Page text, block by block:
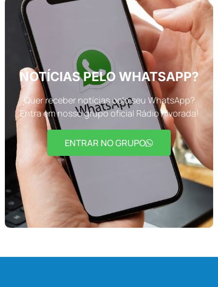
NOTÍCIAS PELO WHATSAPP?
Quer receber notícias pelo seu WhatsApp?
Entra em nosso grupo oficial Rádio Alvorada!
ENTRAR NO GRUPO